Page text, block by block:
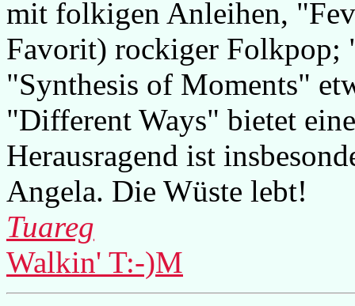
mit folkigen Anleihen,
Favorit) rockiger Folkpop;
"Synthesis of Moments"
"Different Ways" bietet
Herausragend ist
Angela. Die Wüste lebt!
Tuareg
Walkin' T:-)M